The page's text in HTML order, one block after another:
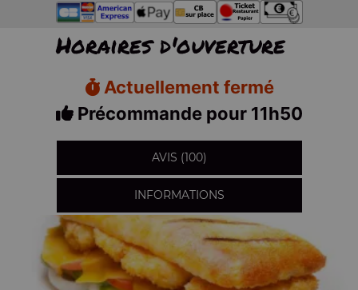
Horaires d'ouverture
Actuellement fermé
Précommande pour 11h50
AVIS (100)
INFORMATIONS